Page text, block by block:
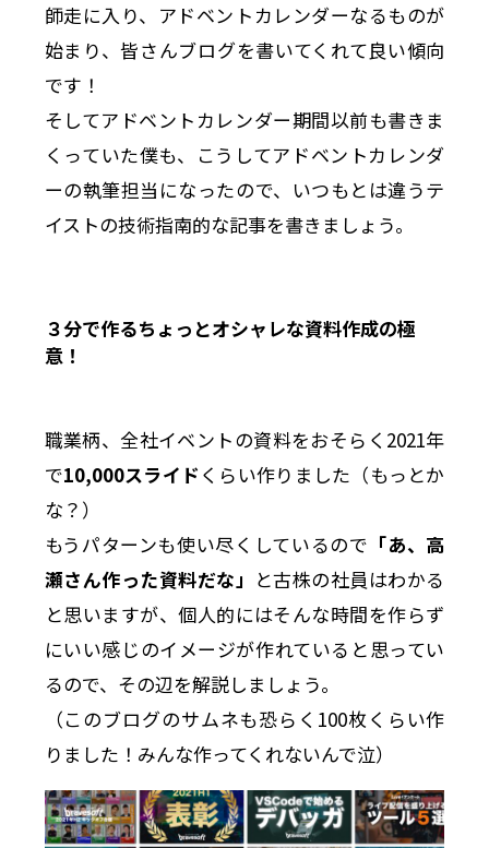
師走に入り、アドベントカレンダーなるものが
始まり、皆さんブログを書いてくれて良い傾向
です！
そしてアドベントカレンダー期間以前も書きま
くっていた僕も、こうしてアドベントカレンダ
ーの執筆担当になったので、いつもとは違うテ
イストの技術指南的な記事を書きましょう。
３分で作るちょっとオシャレな資料作成の極
意！
職業柄、全社イベントの資料をおそらく2021年
で10,000スライド くらい作りました（もっとか
な？）
もうパターンも使い尽くしているので 「あ、高
瀬さん作った資料だな」 と古株の社員はわかる
と思いますが、個人的にはそんな時間を作らず
にいい感じのイメージが作れていると思ってい
るので、その辺を解説しましょう。
（このブログのサムネも恐らく100枚くらい作
りました！みんな作ってくれないんで泣）